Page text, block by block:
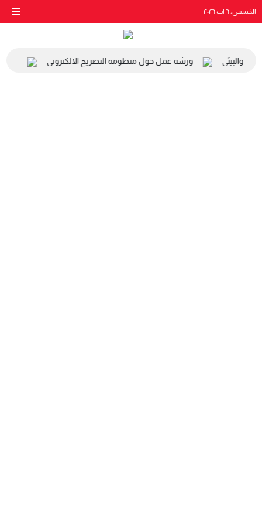
الخميس، ٦ آب ٢٠٢٦
والبيئي ورشة عمل حول منظومة التصريح الالكتروني